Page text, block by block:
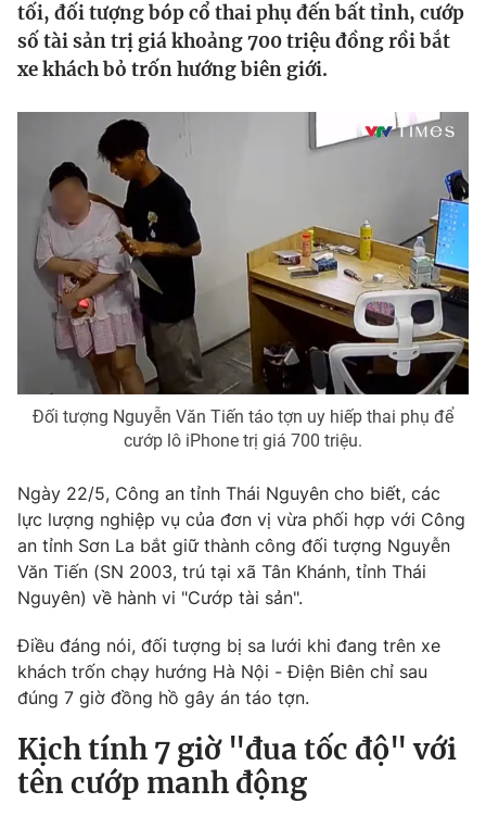
Thế giới
Tin tức
Thế giới đó đây
Câu chuyện quốc tế
Thị trường
Góc doanh nghiệp
Dữ liệu và đời sống
Truyền hình
Phim VTV
Hậu trường
Nhân vật
Giải sao mai
Giải trí
Điện ảnh
Âm nhạc
Sao
Đời sống
Làm đẹp
Giáo dục
Học trực tuyến
Hitech Công nghệ tương lai
Sản phẩm
Thị trường
Tư vấn
Giao lưu trực tuyến
Lịch phát sóng
Chuyên mục khác
Emagazine Podcast
Photo Infographic
tối, đối tượng bóp cổ thai phụ đến bất tỉnh, cướp
số tài sản trị giá khoảng 700 triệu đồng rồi bắt
xe khách bỏ trốn hướng biên giới.
Đối tượng Nguyễn Văn Tiến táo tợn uy hiếp thai phụ để
cướp lô iPhone trị giá 700 triệu.
Ngày 22/5, Công an tỉnh Thái Nguyên cho biết, các
lực lượng nghiệp vụ của đơn vị vừa phối hợp với Công
an tỉnh Sơn La bắt giữ thành công đối tượng Nguyễn
Văn Tiến (SN 2003, trú tại xã Tân Khánh, tỉnh Thái
Nguyên) về hành vi "Cướp tài sản".
Điều đáng nói, đối tượng bị sa lưới khi đang trên xe
khách trốn chạy hướng Hà Nội - Điện Biên chỉ sau
đúng 7 giờ đồng hồ gây án táo tợn.
Kịch tính 7 giờ "đua tốc độ" với
tên cướp manh động